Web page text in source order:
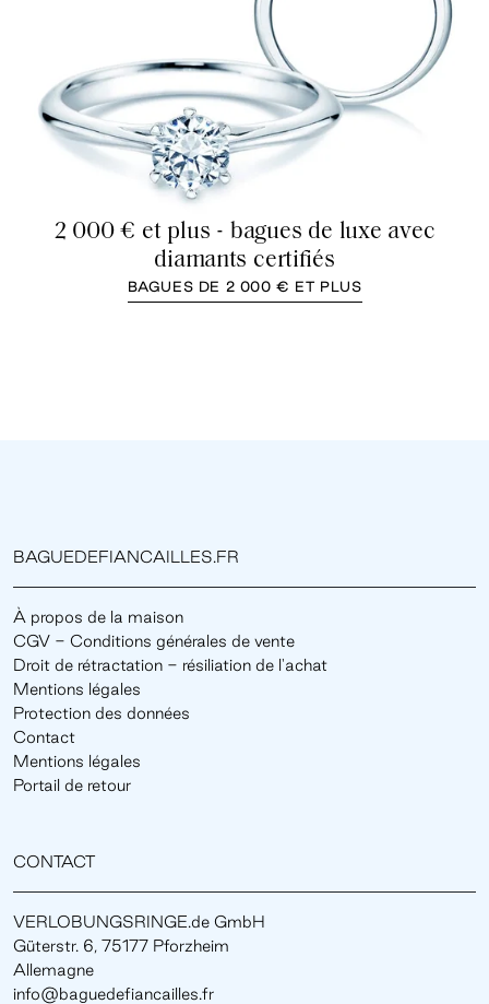
2 000 € et plus - bagues de luxe avec
diamants certifiés
BAGUES DE 2 000 € ET PLUS
BAGUEDEFIANCAILLES.FR
À propos de la maison
CGV - Conditions générales de vente
Droit de rétractation - résiliation de l'achat
Mentions légales
Protection des données
Contact
Mentions légales
Portail de retour
CONTACT
VERLOBUNGSRINGE.de GmbH
Güterstr. 6, 75177 Pforzheim
Allemagne
info@baguedefiancailles.fr